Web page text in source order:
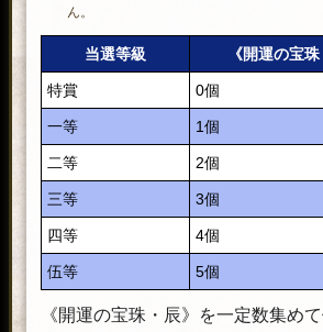
ん。
当選等級 《開運の宝
特賞 0個
一等 1個
二等 2個
三等 3個
四等 4個
伍等 5個
《開運の宝珠・辰》を一定数集め